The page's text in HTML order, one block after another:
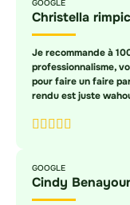
GOOGLE
Christella
Je recommande à
professionnalisme,
pour faire un faire
rendu est juste
GOOGLE
Cindy